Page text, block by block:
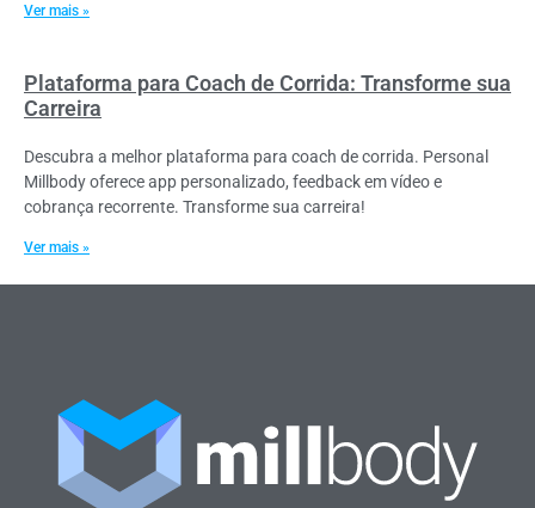
Ver mais »
Plataforma para Coach de Corrida: Transforme sua
Carreira
Descubra a melhor plataforma para coach de corrida. Personal
Millbody oferece app personalizado, feedback em vídeo e
cobrança recorrente. Transforme sua carreira!
Ver mais »